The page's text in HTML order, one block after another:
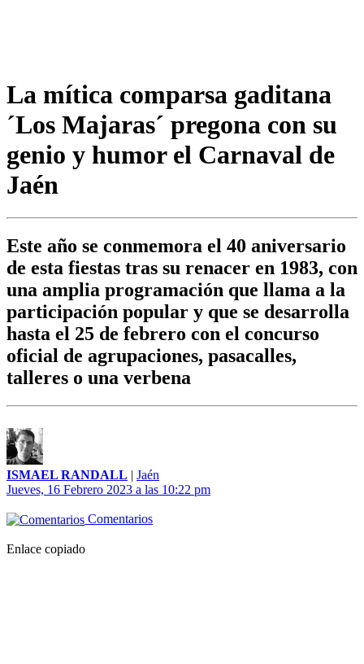
La mítica comparsa gaditana
´Los Majaras´ pregona con su
genio y humor el Carnaval de
Jaén
Este año se conmemora el 40 aniversario
de esta fiestas tras su renacer en 1983, con
una amplia programación que llama a la
participación popular y que se desarrolla
hasta el 25 de febrero con el concurso
oficial de agrupaciones, pasacalles,
talleres o una verbena
ISMAEL RANDALL | Jaén
Jueves, 16 Febrero 2023 a las 10:22 pm
Comentarios
Enlace copiado